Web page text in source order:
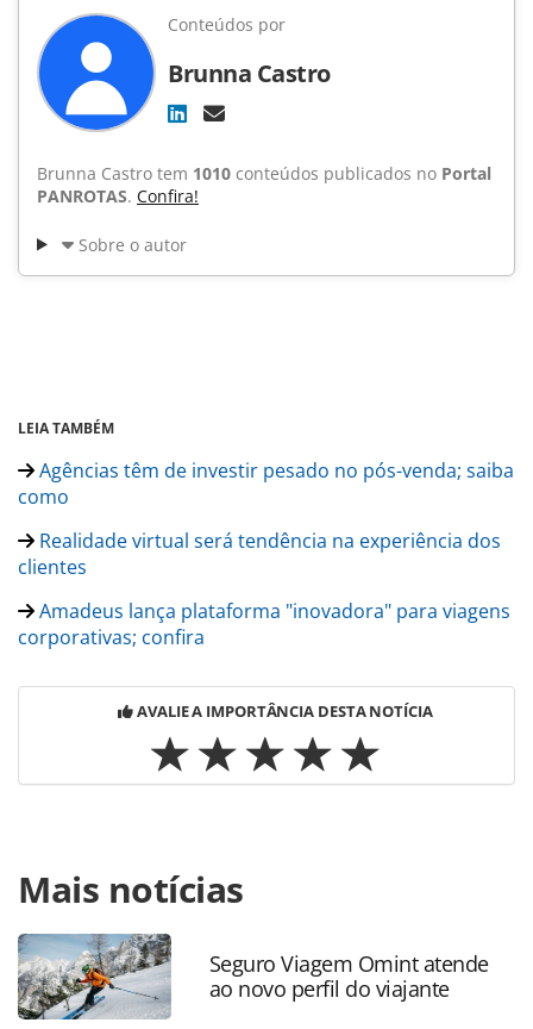
Conteúdos por
Brunna Castro
Brunna Castro tem 1010 conteúdos publicados no Portal
PANROTAS. Confira!
Sobre o autor
LEIA TAMBÉM
Agências têm de investir pesado no pós-venda; saiba
como
Realidade virtual será tendência na experiência dos
clientes
Amadeus lança plataforma "inovadora" para viagens
corporativas; confira
AVALIE A IMPORTÂNCIA DESTA NOTÍCIA
https://www.panrotas.com.br/noticia-
turismo/tecnologia/2017/04/amadeus-testa-realidade-
virtual-para-efetuar-reservas-video_146065.html ou as
ferramentas oferecidas na página. Todo o conteúdo
produzido pela PANROTAS Editora é protegido pela
legislação brasileira sobre direito autoral. Não reproduza o
Mais notícias
Seguro Viagem Omint atende
ao novo perfil do viajante